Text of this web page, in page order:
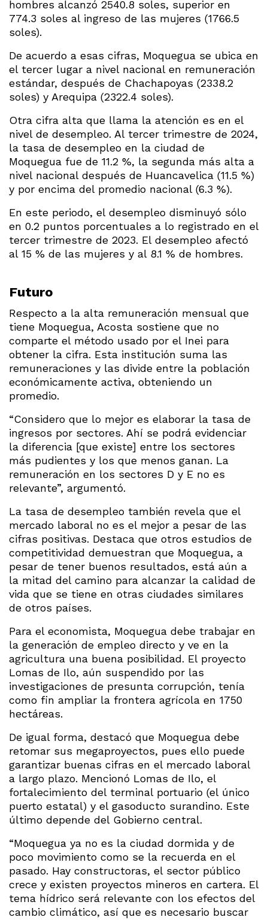
hombres alcanzó 2540.8 soles, superior en
774.3 soles al ingreso de las mujeres (1766.5
soles).
De acuerdo a esas cifras, Moquegua se ubica en
el tercer lugar a nivel nacional en remuneración
estándar, después de Chachapoyas (2338.2
soles) y Arequipa (2322.4 soles).
Otra cifra alta que llama la atención es en el
nivel de desempleo. Al tercer trimestre de 2024,
la tasa de desempleo en la ciudad de
Moquegua fue de 11.2 %, la segunda más alta a
nivel nacional después de Huancavelica (11.5 %)
y por encima del promedio nacional (6.3 %).
En este periodo, el desempleo disminuyó sólo
en 0.2 puntos porcentuales a lo registrado en el
tercer trimestre de 2023. El desempleo afectó
al 15 % de las mujeres y al 8.1 % de hombres.
Futuro
Respecto a la alta remuneración mensual que
tiene Moquegua, Acosta sostiene que no
comparte el método usado por el Inei para
obtener la cifra. Esta institución suma las
remuneraciones y las divide entre la población
económicamente activa, obteniendo un
promedio.
“Considero que lo mejor es elaborar la tasa de
ingresos por sectores. Ahí se podrá evidenciar
la diferencia [que existe] entre los sectores
más pudientes y los que menos ganan. La
remuneración en los sectores D y E no es
relevante”, argumentó.
La tasa de desempleo también revela que el
mercado laboral no es el mejor a pesar de las
cifras positivas. Destaca que otros estudios de
competitividad demuestran que Moquegua, a
pesar de tener buenos resultados, está aún a
la mitad del camino para alcanzar la calidad de
vida que se tiene en otras ciudades similares
de otros países.
Para el economista, Moquegua debe trabajar en
la generación de empleo directo y ve en la
agricultura una buena posibilidad. El proyecto
Lomas de Ilo, aún suspendido por las
investigaciones de presunta corrupción, tenía
como fin ampliar la frontera agrícola en 1750
hectáreas.
De igual forma, destacó que Moquegua debe
retomar sus megaproyectos, pues ello puede
garantizar buenas cifras en el mercado laboral
a largo plazo. Mencionó Lomas de Ilo, el
fortalecimiento del terminal portuario (el único
puerto estatal) y el gasoducto surandino. Este
último depende del Gobierno central.
“Moquegua ya no es la ciudad dormida y de
poco movimiento como se la recuerda en el
pasado. Hay constructoras, el sector público
crece y existen proyectos mineros en cartera. El
tema hídrico será relevante con los efectos del
cambio climático, así que es necesario buscar